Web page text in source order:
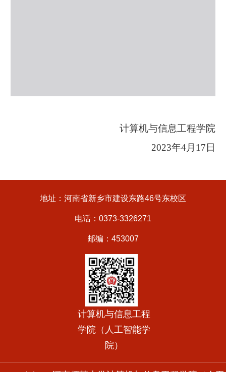
计算机与信息工程学院
2023年4月 17 日
地址：河南省新乡市建设东路46号东校区
电话：0373-3326271
邮编：453007
计算机与信息工程
学院（人工智能学
院）